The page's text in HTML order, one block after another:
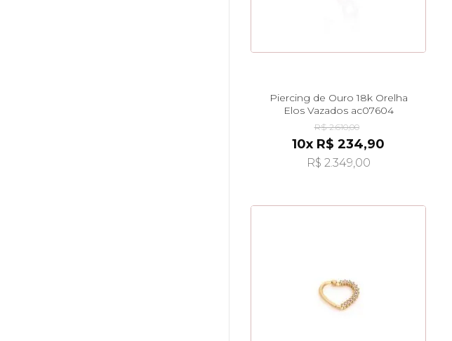
Piercing de Ouro 18k Orelha
Elos Vazados ac07604
R$ 2.610,00
10x R$ 234,90
R$ 2.349,00